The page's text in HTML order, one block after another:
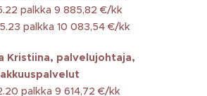
palkka 9 885,82 €/kk
palkka 10 083,54 €/kk
Kristiina, palvelujohtaja,
palkka 9 614,72 €/kk